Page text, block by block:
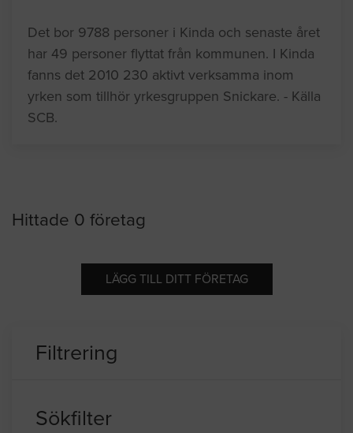
Det bor 9788 personer i Kinda och senaste året
har 49 personer flyttat från kommunen. I Kinda
fanns det 2010 230 aktivt verksamma inom
yrken som tillhör yrkesgruppen Snickare. - Källa
SCB.
Hittade 0 företag
LÄGG TILL DITT FÖRETAG
Filtrering
Sökfilter